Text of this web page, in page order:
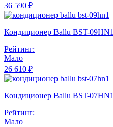
36 590 ₽
Кондиционер Ballu BST-09HN1
Рейтинг:
Мало
26 610 ₽
Кондиционер Ballu BST-07HN1
Рейтинг:
Мало